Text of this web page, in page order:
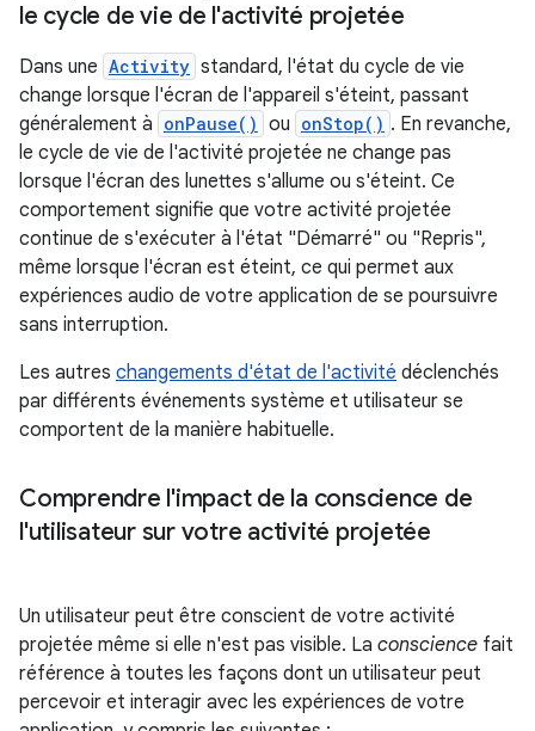
le cycle de vie de l'activité projetée
Dans une Activity standard, l'état du cycle de vie
change lorsque l'écran de l'appareil s'éteint, passant
généralement à onPause() ou onStop() . En revanche,
le cycle de vie de l'activité projetée ne change pas
lorsque l'écran des lunettes s'allume ou s'éteint. Ce
comportement signifie que votre activité projetée
continue de s'exécuter à l'état "Démarré" ou "Repris",
même lorsque l'écran est éteint, ce qui permet aux
expériences audio de votre application de se poursuivre
sans interruption.
Les autres changements d'état de l'activité déclenchés
par différents événements système et utilisateur se
comportent de la manière habituelle.
Comprendre l'impact de la conscience de
l'utilisateur sur votre activité projetée
Un utilisateur peut être conscient de votre activité
projetée même si elle n'est pas visible. La conscience fait
référence à toutes les façons dont un utilisateur peut
percevoir et interagir avec les expériences de votre